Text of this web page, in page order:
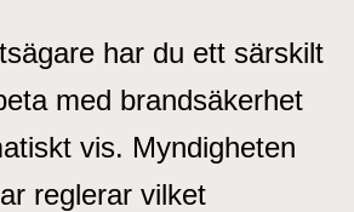
har du ett särskilt
med brandsäkerhet
vis. Myndigheten
reglerar vilket